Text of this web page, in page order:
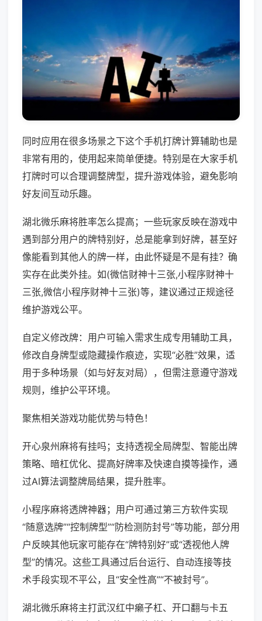
同时应用在很多场景之下这个手机打牌计算辅助也是
非常有用的，使用起来简单便捷。特别是在大家手机
打牌时可以合理调整牌型，提升游戏体验，避免影响
好友间互动乐趣。
湖北微乐麻将胜率怎么提高；一些玩家反映在游戏中
遇到部分用户的牌特别好，总是能拿到好牌，甚至好
像能看到其他人的牌一样，由此怀疑是不是有挂？确
实存在此类外挂。如(微信财神十三张,小程序财神十
三张,微信小程序财神十三张)等，建议通过正规途径
维护游戏公平。
自定义修改牌：用户可输入需求生成专用辅助工具，
修改自身牌型或隐藏操作痕迹，实现“必胜”效果，适
用于多种场景（如与好友对局），但需注意遵守游戏
规则，维护公平环境。
聚焦相关游戏功能优势与特色！
开心泉州麻将有挂吗；支持透视全局牌型、智能出牌
策略、暗杠优化、提高好牌率及快速自摸等操作，通
过AI算法调整牌局结果，提升胜率。
小程序麻将透牌神器；用户可通过第三方软件实现
“随意选牌”“控制牌型”“防检测防封号”等功能，部分用
户反映其他玩家可能存在“牌特别好”或“透视他人牌
型”的情况。这些工具通过后台运行、自动连接等技
术手段实现不平公，且“安全性高”“不被封号”。
湖北微乐麻将主打武汉红中癞子杠、开口翻与卡五